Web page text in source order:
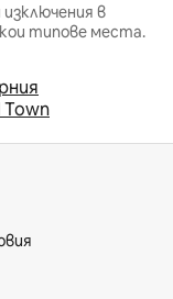
в
типове места.
Town